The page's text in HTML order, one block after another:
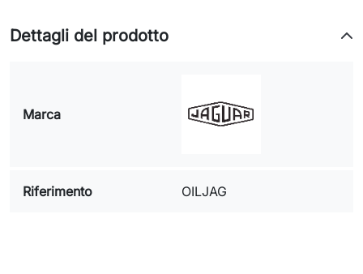
Dettagli del prodotto
Marca
Riferimento OILJAG